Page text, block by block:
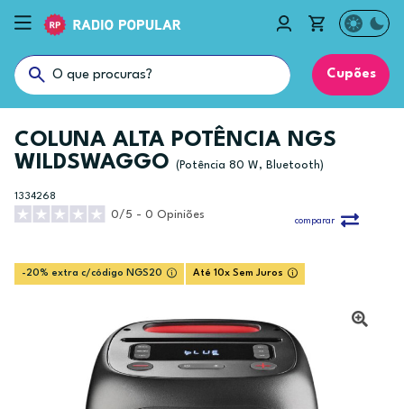
Cupões
COLUNA ALTA POTÊNCIA NGS
WILDSWAGGO
(Potência 80 W, Bluetooth)
1334268
0/5 - 0 Opiniões
comparar
-20% extra c/código NGS20 Até 10x Sem Juros